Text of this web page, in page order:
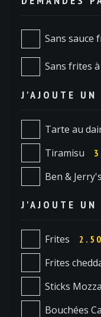
Sans sauce
Sans frites
J'AJOUTE UN
Tarte au
Tiramisu
Ben &
J'AJOUTE UN
Frites
Frites
Sticks Mozza
Bouchées